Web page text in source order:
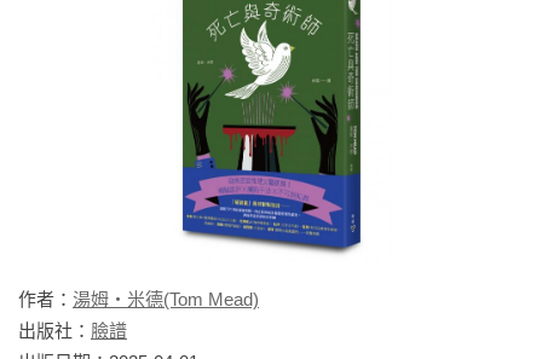
作者： 湯姆‧米德(Tom Mead)
出版社： 臉譜